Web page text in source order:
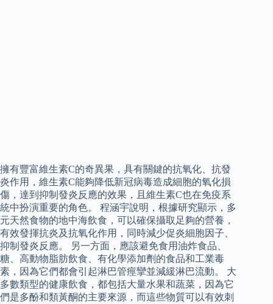
擁有豐富維生素C的奇異果，具有關鍵的抗氧化、抗發
炎作用，維生素C能夠降低新冠病毒造成細胞的氧化損
傷，達到抑制發炎反應的效果，且維生素C也在免疫系
統中扮演重要的角色。 程涵宇說明，根據研究顯示，多
元天然食物的地中海飲食，可以確保攝取足夠的營養，
有效發揮抗炎及抗氧化作用，同時減少促炎細胞因子、
抑制發炎反應。 另一方面，應該避免食用油炸食品、
糖、高動物脂肪飲食、有化學添加劑的食品和工業毒
素，因為它們都會引起淋巴管痙攣並減緩淋巴流動。 大
多數類型的健康飲食，都包括大量水果和蔬菜，因為它
們是多酚和類黃酮的主要來源，而這些物質可以有效刺